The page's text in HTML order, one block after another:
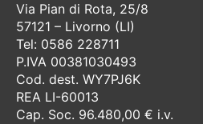
Via Pian di Rota, 25/8
57121 – Livorno (LI)
Tel: 0586 228711
P.IVA 00381030493
Cod. dest. WY7PJ6K
REA LI-60013
Cap. Soc. 96.480,00 € i.v.